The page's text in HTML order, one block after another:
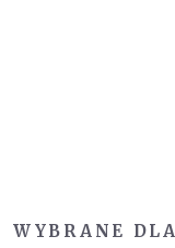
WYBRANE